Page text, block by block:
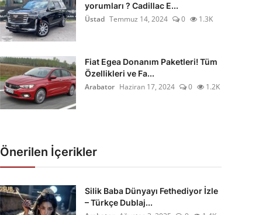
yorumları ? Cadillac E...
Üstad Temmuz 14, 2024 0 1.3K
Fiat Egea Donanım Paketleri! Tüm
Özellikleri ve Fa...
Arabator Haziran 17, 2024 0 1.2K
Önerilen İçerikler
Silik Baba Dünyayı Fethediyor İzle
– Türkçe Dublaj...